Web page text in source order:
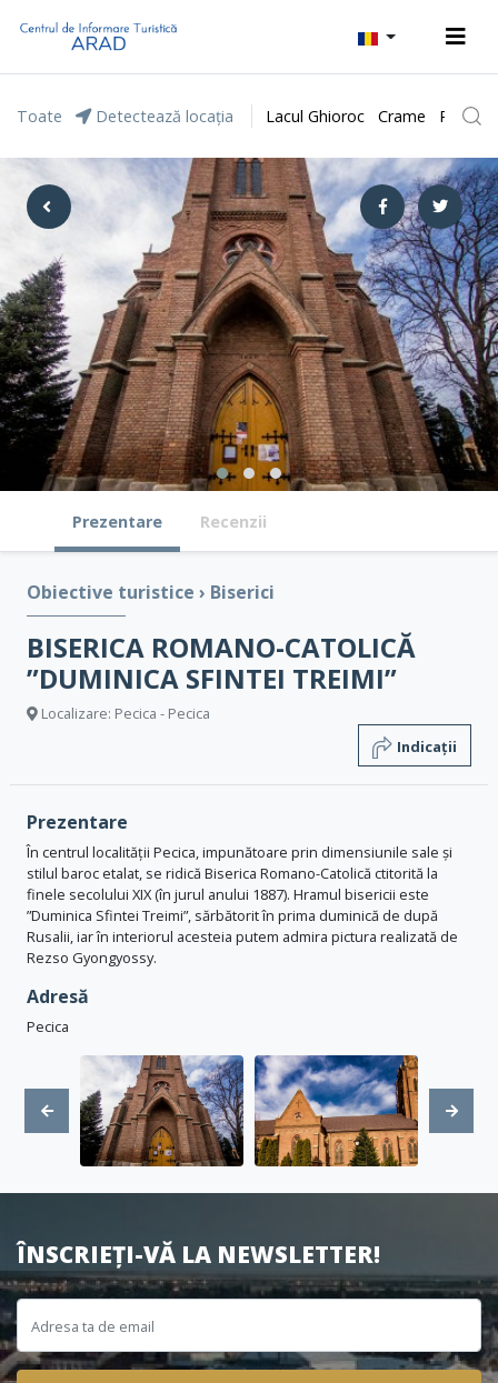
Toate Detectează locația Lacul Ghioroc Crame Parcul
Prezentare Recenzii
Obiective turistice › Biserici
BISERICA ROMANO-CATOLICĂ
”DUMINICA SFINTEI TREIMI”
Localizare: Pecica - Pecica
Indicații
Prezentare
În centrul localității Pecica, impunătoare prin dimensiunile sale și
stilul baroc etalat, se ridică Biserica Romano-Catolică ctitorită la
finele secolului XIX (în jurul anului 1887). Hramul bisericii este
”Duminica Sfintei Treimi”, sărbătorit în prima duminică de după
Rusalii, iar în interiorul acesteia putem admira pictura realizată de
Rezso Gyongyossy.
Adresă
Pecica
ÎNSCRIEȚI-VĂ LA NEWSLETTER!